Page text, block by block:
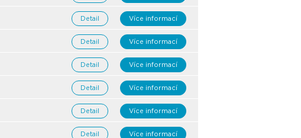
Více informací
Detail
Více informací
Detail
Více informací
Detail
Více informací
Detail
Více informací
Detail
Více informací
Detail